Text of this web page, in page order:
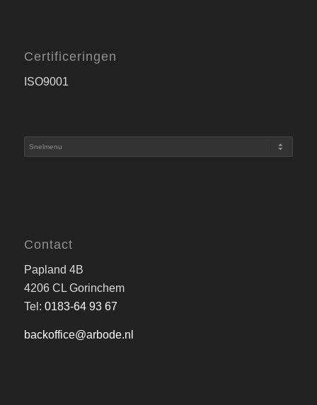
Certificeringen
ISO9001
Contact
Papland 4B
4206 CL Gorinchem
Tel: 0183-64 93 67
backoffice@arbode.nl